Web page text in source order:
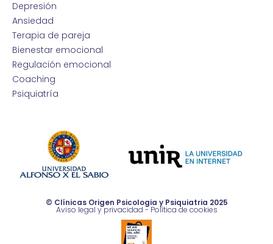
Depresión
Ansiedad
Terapia de pareja
Bienestar emocional
Regulación emocional
Coaching
Psiquiatría
© Clínicas Origen Psicologia y Psiquiatria 2025
Aviso legal y privacidad -Política de cookies